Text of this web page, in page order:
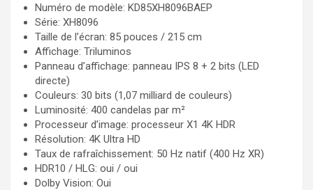
Numéro de modèle: KD85XH8096BAEP
Série: XH8096
Taille de l’écran: 85 pouces / 215 cm
Affichage: Triluminos
Panneau d’affichage: panneau IPS 8 + 2 bits (LED
directe)
Couleurs: 30 bits (1,07 milliard de couleurs)
Luminosité: 400 candelas par m²
Processeur d’image: processeur X1 4K HDR
Résolution: 4K Ultra HD
Taux de rafraîchissement: 50 Hz natif (400 Hz XR)
HDR10 / HLG: oui / oui
Dolby Vision: Oui